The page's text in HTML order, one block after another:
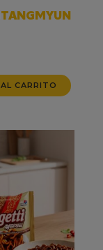
CARRITO